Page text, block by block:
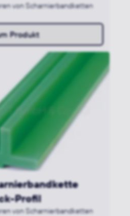
von Scharnierbandketten
Produkt
Profil
von Scharnierbandketten